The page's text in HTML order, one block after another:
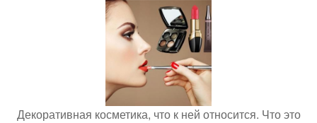
Декоративная косметика, что к ней относится. Что это